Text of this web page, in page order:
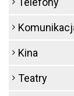
Kina
Teatry